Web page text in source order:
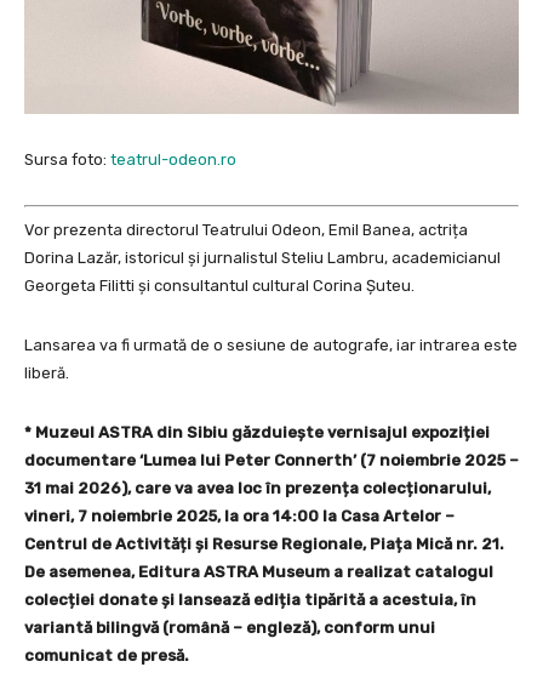
Sursa foto: teatrul-odeon.ro
Vor prezenta directorul Teatrului Odeon, Emil Banea, actrița
Dorina Lazăr, istoricul și jurnalistul Steliu Lambru, academicianul
Georgeta Filitti și consultantul cultural Corina Șuteu.
Lansarea va fi urmată de o sesiune de autografe, iar intrarea este
liberă.
* Muzeul ASTRA din Sibiu găzduiește vernisajul expoziției
documentare ‘Lumea lui Peter Connerth’ (7 noiembrie 2025 –
31 mai 2026), care va avea loc în prezența colecționarului,
vineri, 7 noiembrie 2025, la ora 14:00 la Casa Artelor –
Centrul de Activități și Resurse Regionale, Piața Mică nr. 21.
De asemenea, Editura ASTRA Museum a realizat catalogul
colecției donate și lansează ediția tipărită a acestuia, în
variantă bilingvă (română – engleză), conform unui
comunicat de presă.